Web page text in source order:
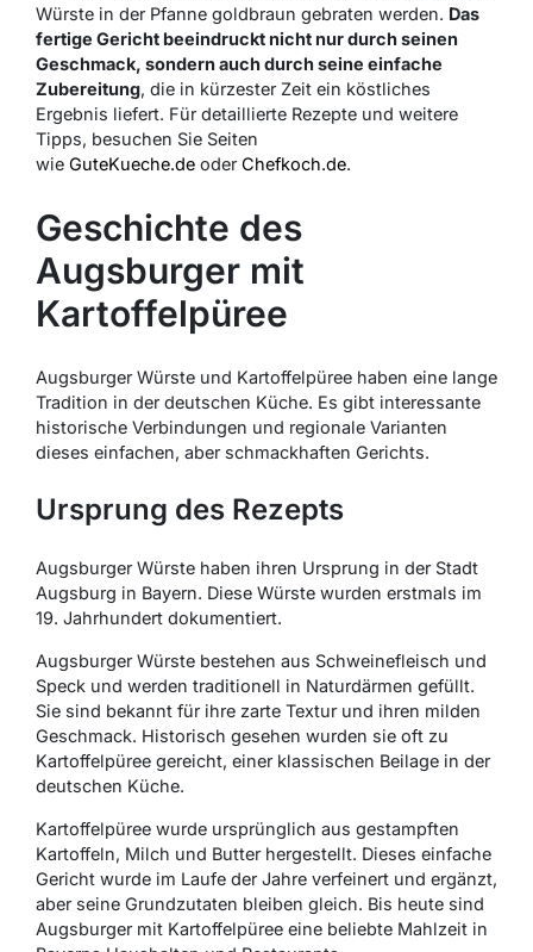
Würste in der Pfanne goldbraun gebraten werden. Das
fertige Gericht beeindruckt nicht nur durch seinen
Geschmack, sondern auch durch seine einfache
Zubereitung, die in kürzester Zeit ein köstliches
Ergebnis liefert. Für detaillierte Rezepte und weitere
Tipps, besuchen Sie Seiten
wie GuteKueche.de oderChefkoch.de.
Geschichte des
Augsburger mit
Kartoffelpüree
Augsburger Würste und Kartoffelpüree haben eine lange
Tradition in der deutschen Küche. Es gibt interessante
historische Verbindungen und regionale Varianten
dieses einfachen, aber schmackhaften Gerichts.
Ursprung des Rezepts
Augsburger Würste haben ihren Ursprung in der Stadt
Augsburg in Bayern. Diese Würste wurden erstmals im
19. Jahrhundert dokumentiert.
Augsburger Würste bestehen aus Schweinefleisch und
Speck und werden traditionell in Naturdärmen gefüllt.
Sie sind bekannt für ihre zarte Textur und ihren milden
Geschmack. Historisch gesehen wurden sie oft zu
Kartoffelpüree gereicht, einer klassischen Beilage in der
deutschen Küche.
Kartoffelpüree wurde ursprünglich aus gestampften
Kartoffeln, Milch und Butter hergestellt. Dieses einfache
Gericht wurde im Laufe der Jahre verfeinert und ergänzt,
aber seine Grundzutaten bleiben gleich. Bis heute sind
Augsburger mit Kartoffelpüree eine beliebte Mahlzeit in